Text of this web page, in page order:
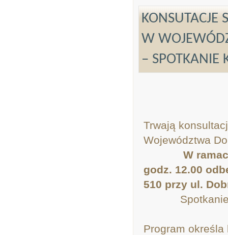
KONSUTACJE
W
– SPOTKANIE
Trwają
Województwa
W
godz. 12.00
510 przy ul.
Spotkanie
Program określa